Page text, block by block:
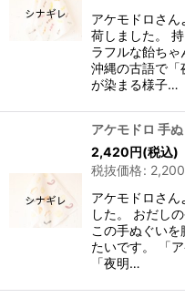
アケモドロさん
荷しました。
ラフルな飴ちゃ
沖縄の古語で「
が染まる様子…
アケモドロ 手
2,420円(税込)
税抜価格: 2,200
アケモドロさん
した。 おだし
この手ぬぐい
たいです。 「
「夜明…